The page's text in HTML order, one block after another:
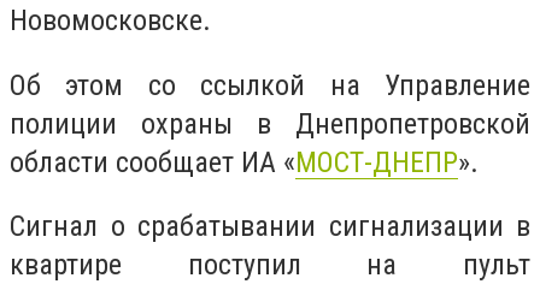
Новомосковске.
Об этом со ссылкой на Управление
полиции охраны в Днепропетровской
области сообщает ИА «МОСТ-ДНЕПР».
Сигнал о срабатывании сигнализации в
квартире поступил на пульт